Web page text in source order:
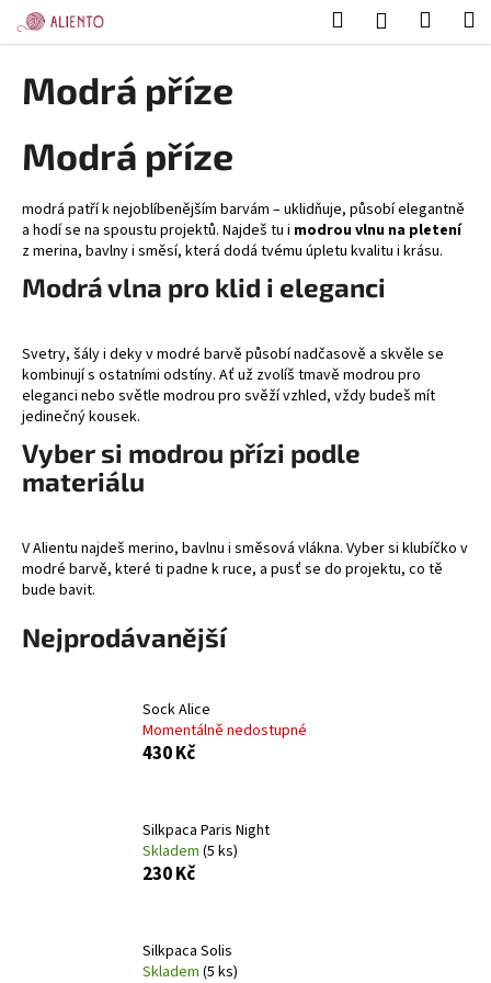
Přejít
obsah
HledatPřihlášení
Modrá příze
Modrá příze
modrá patří k nejoblíbenějším barvám – uklidňuje, působí elegantně
a hodí se na spoustu projektů. Najdeš tu i modrou vlnu na pletení
z merina, bavlny i směsí, která dodá tvému úpletu kvalitu i krásu.
Modrá vlna pro klid i eleganci
Svetry, šály i deky v modré barvě působí nadčasově a skvěle se
kombinují s ostatními odstíny. Ať už zvolíš tmavě modrou pro
eleganci nebo světle modrou pro svěží vzhled, vždy budeš mít
jedinečný kousek.
Vyber si modrou přízi podle
materiálu
V Alientu najdeš merino, bavlnu i směsová vlákna. Vyber si klubíčko v
modré barvě, které ti padne k ruce, a pusť se do projektu, co tě
bude bavit.
Nejprodávanější
Sock Alice
Momentálně nedostupné
430 Kč
Silkpaca Paris Night
Skladem (5 ks)
230 Kč
Silkpaca Solis
Skladem (5 ks)
o
o
p
o
t
ř
e
u
j
e
t
e
n
j
í
t
?
HLEDAT